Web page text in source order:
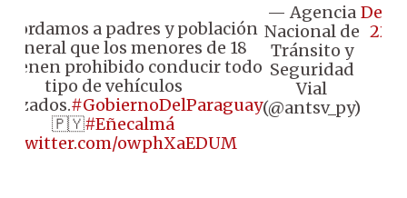
a padres y población
que los menores de 18
tienen prohibido conducir todo
tipo de vehículos
#GobiernoDelParaguay
🇵🇾#Eñecalmá
owphXaEDUM
— Agencia
Nacional de
Tránsito y
Seguridad
Vial
(@antsv_py)
22,